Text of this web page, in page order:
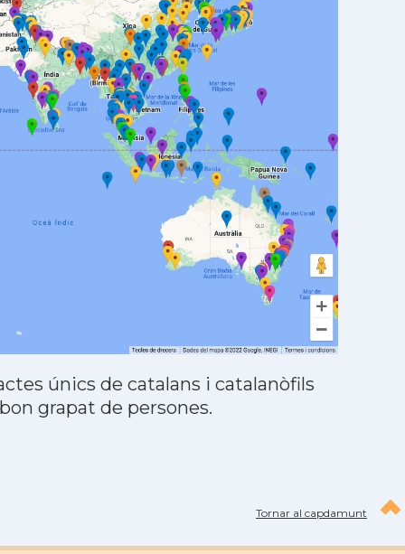
únics de catalans i catalanòfils
grapat de persones.
Tornar al capdamunt